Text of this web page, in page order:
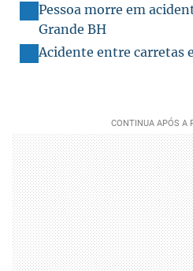
Pessoa morre em
Grande BH
Acidente entre carretas